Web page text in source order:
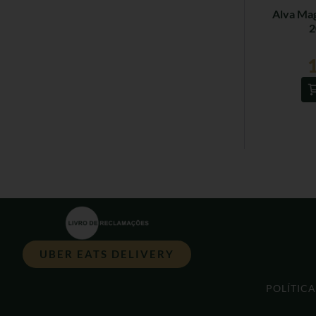
Alva
UBER EATS DELIVERY